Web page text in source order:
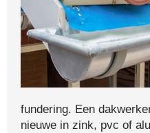
fundering. Een
nieuwe in zink, pvc of